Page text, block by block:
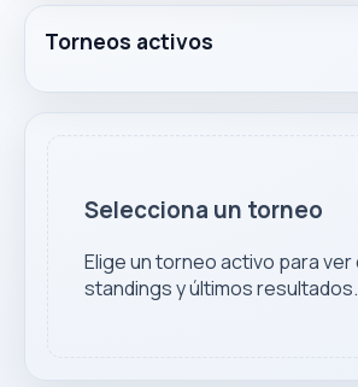
Torneos activos
Selecciona un torneo
Elige un torneo activo para ver
standings y últimos resultados.